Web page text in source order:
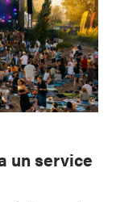
un service